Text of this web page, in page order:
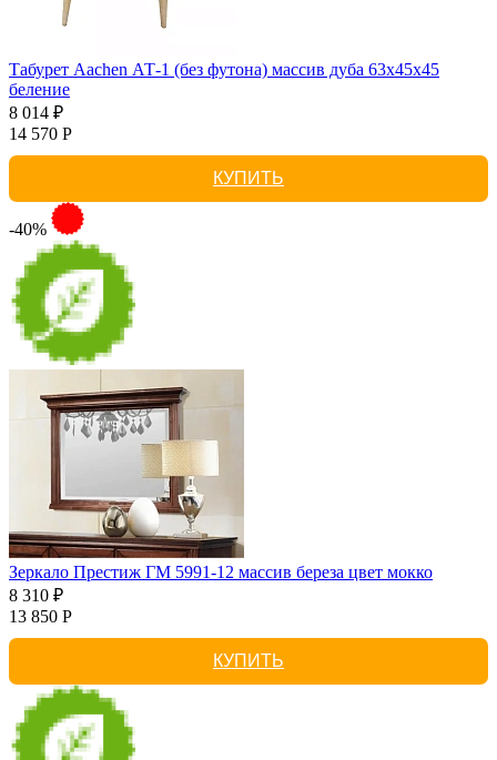
Табурет Aachen АТ-1 (без футона) массив дуба 63х45х45
беление
8 014 ₽
14 570 Р
КУПИТЬ
-40%
Зеркало Престиж ГМ 5991-12 массив береза цвет мокко
8 310 ₽
13 850 Р
КУПИТЬ